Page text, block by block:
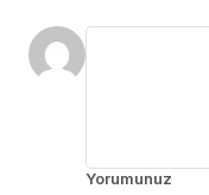
Yorumunuz